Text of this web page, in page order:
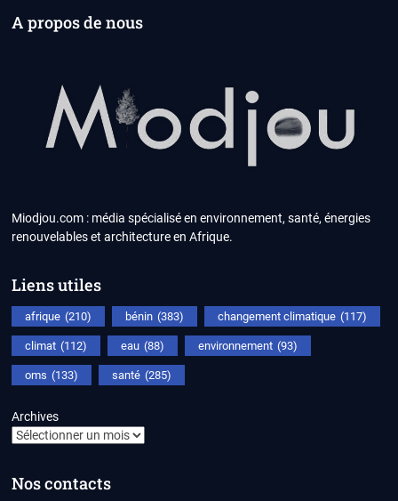
A propos de nous
Miodjou.com : média spécialisé en environnement, santé, énergies
renouvelables et architecture en Afrique.
Liens utiles
afrique (210) bénin (383) changement climatique (117)
climat (112) eau (88) environnement (93)
oms (133) santé (285)
Archives
Nos contacts